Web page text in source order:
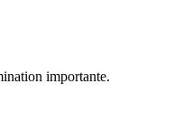
importante.